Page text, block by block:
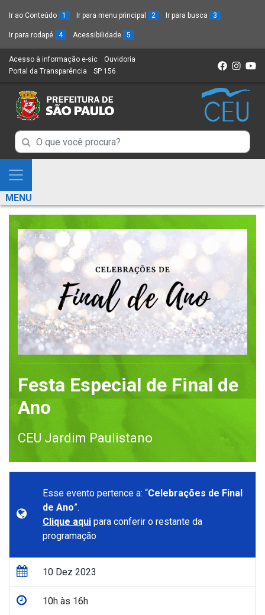
Ir ao Conteúdo 1 Ir para menu principal 2 Ir para busca 3
Ir para rodapé 4 Acessibilidade 5
Acesso à informação e-sic (Link
para
novo
sítio)
Ouvidoria
Portal da Transparência (Link
um
novo
SP 156
Campo
de
Busca
de
informações
Campo
de
de
informações
Mostra
e
Esconde
Menu
MENU
Festa Especial de Final de
Ano
CEU Jardim Paulistano
Esse evento pertence a: “Celebrações de Final
de Ano”.
Clique aqui para conferir o restante da
programação
10 Dez 2023
10h às 16h